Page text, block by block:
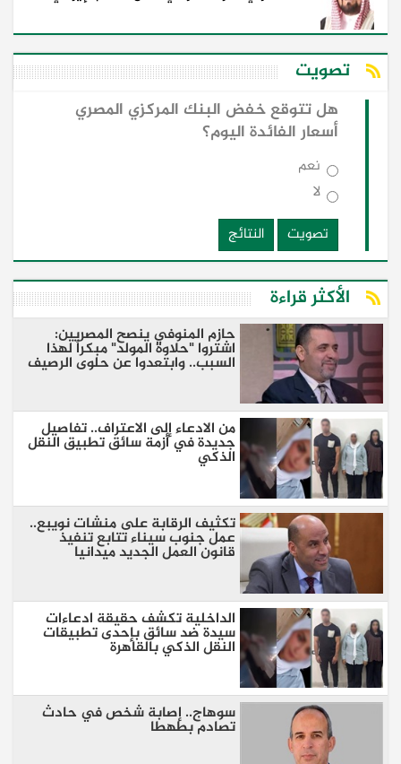
تصويت
هل تتوقع خفض البنك المركزي المصري
أسعار الفائدة اليوم؟
نعم
لا
تصويت
النتائج
الأكثر قراءة
​حازم المنوفي ينصح المصريين:
اشتروا "حلاوة المولد" مبكراً لهذا
السبب.. وابتعدوا عن حلوى الرصيف
من الادعاء إلى الاعتراف.. تفاصيل
جديدة في أزمة سائق تطبيق النقل
الذكي
تكثيف الرقابة على منشات نويبع..
عمل جنوب سيناء تتابع تنفيذ
قانون العمل الجديد ميدانيا
الداخلية تكشف حقيقة ادعاءات
سيدة ضد سائق بإحدى تطبيقات
النقل الذكي بالقاهرة
سوهاج.. إصابة شخص في حادث
تصادم بطهطا